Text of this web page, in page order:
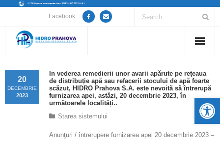
Facebook
Despre noi
In vederea remedierii unor avarii apărute pe rețeaua
de distribuție apă sau refacerii stocului de apă foarte
scăzut, HIDRO Prahova S.A. este nevoită să întrerupă
furnizarea apei, astăzi, 20 decembrie 2023, în
următoarele localități..
20
DECEMBRIE
2023
Starea sistemului
Anunţuri / întrerupere furnizarea apei 20 decembrie 2023 –